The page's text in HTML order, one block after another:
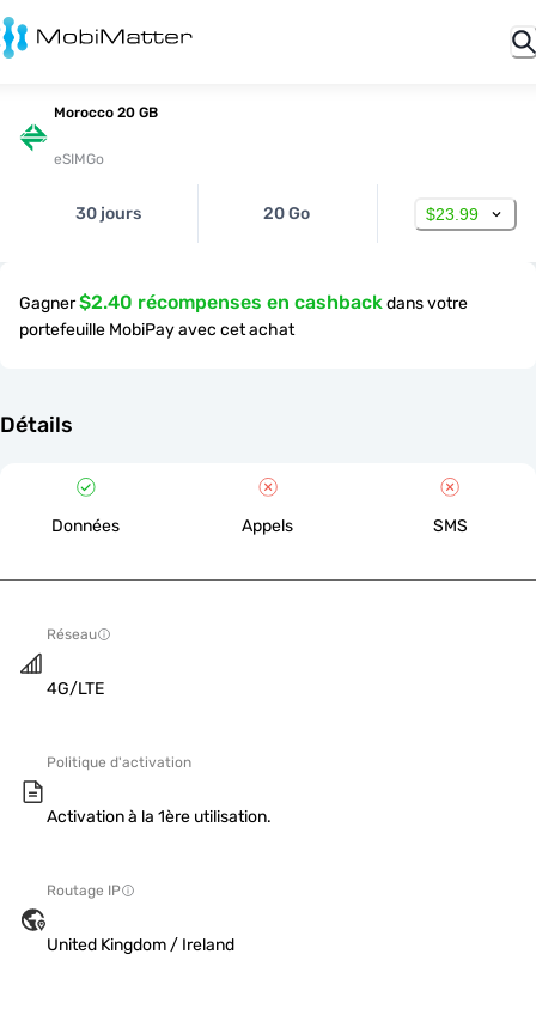
Morocco 20 GB
eSIMGo
30 jours 20 Go $23.99
Gagner$2.40 récompenses en cashbackdans votre
portefeuille MobiPay avec cet achat
Détails
Données Appels SMS
Réseau
4G/LTE
Politique d'activation
Activation à la 1ère utilisation.
Routage IP
United Kingdom / Ireland